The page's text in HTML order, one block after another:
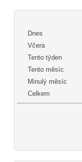
Dnes
Včera
Tento týden
Tento měsíc
Minulý měsíc
Celkem